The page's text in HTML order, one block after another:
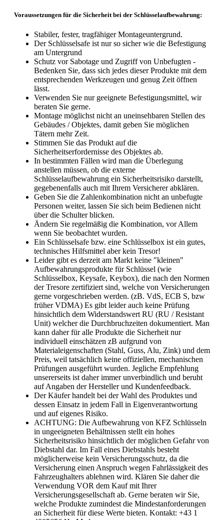
Voraussetzungen für die Sicherheit bei der Schlüsselaufbewahrung:
Stabiler, fester, tragfähiger Montageuntergrund.
Der Schlüsselsafe ist nur so sicher wie die Befestigung
am Untergrund
Schutz vor Sabotage und Zugriff von Unbefugten -
Bedenken Sie, dass sich jedes dieser Produkte mit dem
entsprechenden Werkzeugen und genug Zeit öffnen
lässt.
Verwenden Sie nur geeignete Befestigungsmittel, wir
beraten Sie gerne.
Montage möglichst nicht an uneinsehbaren Stellen des
Gebäudes / Objektes, damit geben Sie möglichen
Tätern mehr Zeit.
Stimmen Sie das Produkt auf die
Sicherheitserfordernisse des Objektes ab.
In bestimmten Fällen wird man die Überlegung
anstellen müssen, ob die externe
Schlüsselaufbewahrung ein Sicherheitsrisiko darstellt,
gegebenenfalls auch mit Ihrem Versicherer abklären.
Geben Sie die Zahlenkombination nicht an unbefugte
Personen weiter, lassen Sie sich beim Bedienen nicht
über die Schulter blicken.
Ändern Sie regelmäßig die Kombination, vor Allem
wenn Sie beobachtet wurden.
Ein Schlüsselsafe bzw. eine Schlüsselbox ist ein gutes,
technisches Hilfsmittel aber kein Tresor!
Leider gibt es derzeit am Markt keine "kleinen"
Aufbewahrungsprodukte für Schlüssel (wie
Schlüsselbox, Keysafe, Keybox), die nach den Normen
der Tresore zertifiziert sind, welche von Versicherungen
gerne vorgeschrieben werden. (zB. VdS, ECB S, bzw
früher VDMA) Es gibt leider auch keine Prüfung
hinsichtlich dem Widerstandswert RU (RU / Resistant
Unit) welcher die Durchbruchzeiten dokumentiert. Man
kann daher für alle Produkte die Sicherheit nur
individuell einschätzen zB aufgrund von
Materialeigenschaften (Stahl, Guss, Alu, Zink) und dem
Preis, weil tatsächlich keine offiziellen, mechanischen
Prüfungen ausgeführt wurden. Jegliche Empfehlung
unsererseits ist daher immer unverbindlich und beruht
auf Angaben der Hersteller und Kundenfeedback.
Der Käufer handelt bei der Wahl des Produktes und
dessen Einsatz in jedem Fall in Eigenverantwortung
und auf eigenes Risiko.
ACHTUNG: Die Aufbewahrung von KFZ Schlüsseln
in ungeeigneten Behältnissen stellt ein hohes
Sicherheitsrisiko hinsichtlich der möglichen Gefahr von
Diebstahl dar. Im Fall eines Diebstahls besteht
möglicherweise kein Versicherungsschutz, da die
Versicherung einen Anspruch wegen Fahrlässigkeit des
Fahrzeughalters ablehnen wird. Klären Sie daher die
Verwendung VOR dem Kauf mit Ihrer
Versicherungsgesellschaft ab. Gerne beraten wir Sie,
welche Produkte zumindest die Mindestanforderungen
an Sicherheit für diese Werte bieten. Kontakt: +43 1